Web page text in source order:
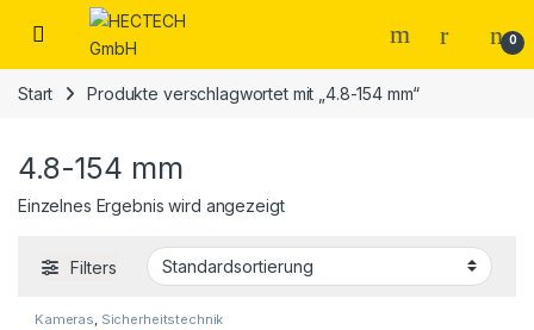
Open 0
Start Produkte verschlagwortet mit „4.8-154 mm“
4.8-154 mm
Einzelnes Ergebnis wird angezeigt
Filters
Kameras, Sicherheitstechnik